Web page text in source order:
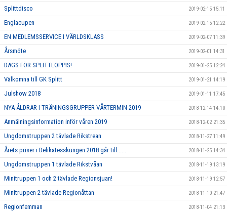
Splittdisco 2019-02-15 15:11
Englacupen 2019-02-15 12:22
EN MEDLEMSSERVICE I VÄRLDSKLASS 2019-02-07 11:39
Årsmöte 2019-02-01 14:31
DAGS FÖR SPLITTLOPPIS! 2019-01-25 12:24
Välkomna till GK Splitt 2019-01-21 14:19
Julshow 2018 2019-01-11 17:45
NYA ÅLDRAR I TRÄNINGSGRUPPER VÅRTERMIN 2019 2018-12-14 14:10
Anmälningsinformation inför våren 2019 2018-12-02 21:35
Ungdomstruppen 2 tävlade Rikstrean 2018-11-27 11:49
Årets priser i Delikatesskungen 2018 går till...... 2018-11-25 14:34
Ungdomstruppen 1 tävlade Rikstvåan 2018-11-19 13:19
Minitruppen 1 och 2 tävlade Regionsjuan! 2018-11-19 12:57
Minitruppen 2 tävlade Regionåttan 2018-11-10 21:47
Regionfemman 2018-11-04 21:13